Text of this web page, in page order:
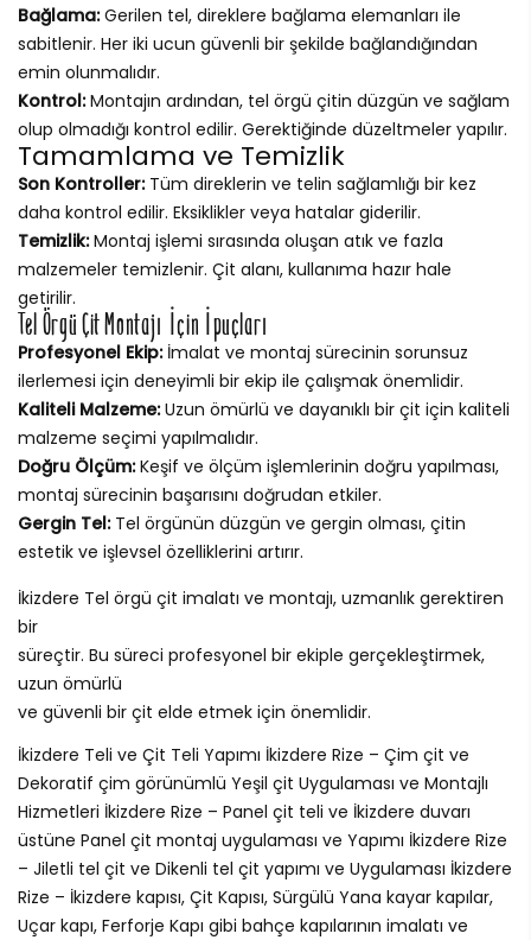
Bağlama:Gerilen tel, direklere bağlama elemanları ile
sabitlenir. Her iki ucun güvenli bir şekilde bağlandığından
emin olunmalıdır.
Kontrol:Montajın ardından, tel örgü çitin düzgün ve sağlam
olup olmadığı kontrol edilir. Gerektiğinde düzeltmeler yapılır.
Tamamlama ve Temizlik
Son Kontroller:Tüm direklerin ve telin sağlamlığı bir kez
daha kontrol edilir. Eksiklikler veya hatalar giderilir.
Temizlik:Montaj işlemi sırasında oluşan atık ve fazla
malzemeler temizlenir. Çit alanı, kullanıma hazır hale
getirilir.
Tel Örgü Çit Montajı İçin İpuçları
Profesyonel Ekip:İmalat ve montaj sürecinin sorunsuz
ilerlemesi için deneyimli bir ekip ile çalışmak önemlidir.
Kaliteli Malzeme:Uzun ömürlü ve dayanıklı bir çit için kaliteli
malzeme seçimi yapılmalıdır.
Doğru Ölçüm:Keşif ve ölçüm işlemlerinin doğru yapılması,
montaj sürecinin başarısını doğrudan etkiler.
Gergin Tel:Tel örgünün düzgün ve gergin olması, çitin
estetik ve işlevsel özelliklerini artırır.
İkizdere Tel örgü çit imalatı ve montajı, uzmanlık gerektiren
bir
süreçtir. Bu süreci profesyonel bir ekiple gerçekleştirmek,
uzun ömürlü
ve güvenli bir çit elde etmek için önemlidir.
İkizdere Teli ve Çit Teli Yapımı İkizdere Rize – Çim çit ve
Dekoratif çim görünümlü Yeşil çit Uygulaması ve Montajlı
Hizmetleri İkizdere Rize – Panel çit teli ve İkizdere duvarı
üstüne Panel çit montaj uygulaması ve Yapımı İkizdere Rize
– Jiletli tel çit ve Dikenli tel çit yapımı ve Uygulaması İkizdere
Rize – İkizdere kapısı, Çit Kapısı, Sürgülü Yana kayar kapılar,
Uçar kapı, Ferforje Kapı gibi bahçe kapılarının imalatı ve